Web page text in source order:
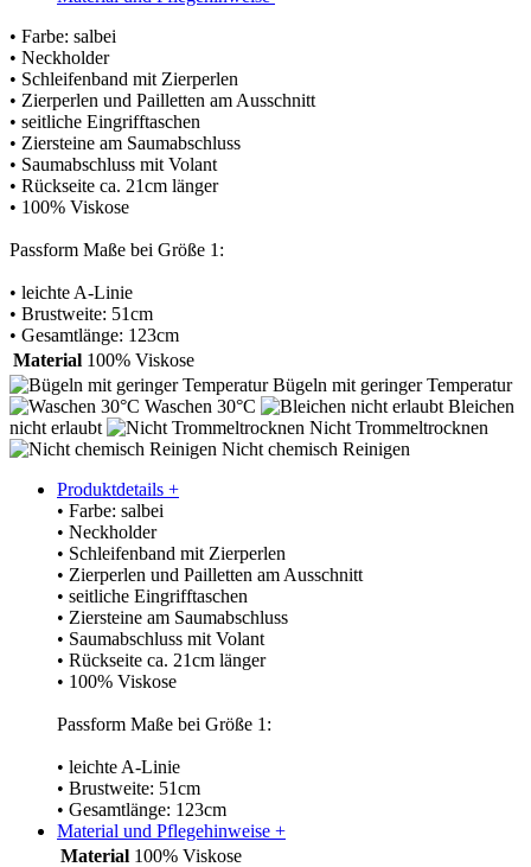
• Farbe: salbei
• Neckholder
• Schleifenband mit Zierperlen
• Zierperlen und Pailletten am Ausschnitt
• seitliche Eingrifftaschen
• Ziersteine am Saumabschluss
• Saumabschluss mit Volant
• Rückseite ca. 21cm länger
• 100% Viskose
Passform Maße bei Größe 1:
• leichte A-Linie
• Brustweite: 51cm
• Gesamtlänge: 123cm
Material 100% Viskose
Bügeln mit geringer Temperatur
Waschen 30°C
Bleichen
nicht erlaubt
Nicht Trommeltrocknen
Nicht chemisch Reinigen
Produktdetails +
• Farbe: salbei
• Neckholder
• Schleifenband mit Zierperlen
• Zierperlen und Pailletten am Ausschnitt
• seitliche Eingrifftaschen
• Ziersteine am Saumabschluss
• Saumabschluss mit Volant
• Rückseite ca. 21cm länger
• 100% Viskose
Passform Maße bei Größe 1:
• leichte A-Linie
• Brustweite: 51cm
• Gesamtlänge: 123cm
Material und Pflegehinweise +
Material 100% Viskose